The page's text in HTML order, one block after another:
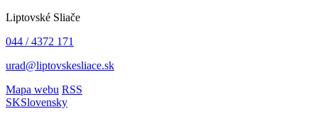
Liptovské Sliače
044 / 4372 171
urad@liptovskesliace.sk
Mapa webu RSS
SKSlovensky